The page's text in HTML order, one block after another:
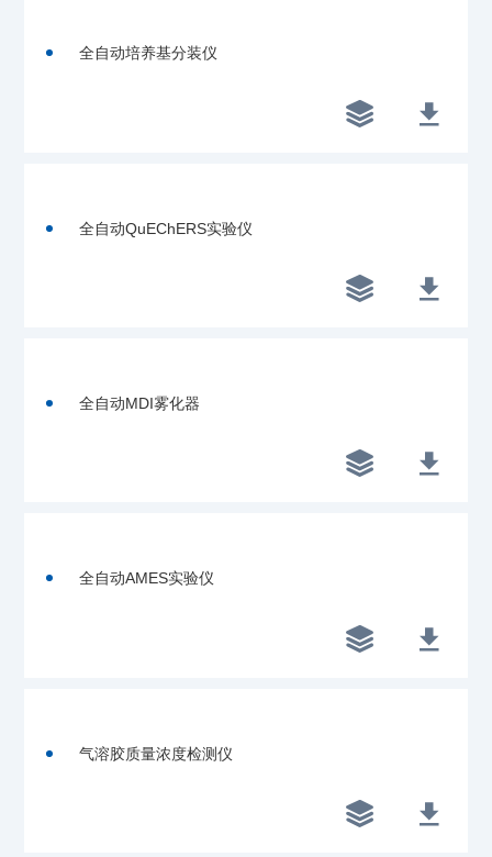
全自动培养基分装仪
 
全自动QuEChERS实验仪
 
全自动MDI雾化器
 
全自动AMES实验仪
 
气溶胶质量浓度检测仪
 